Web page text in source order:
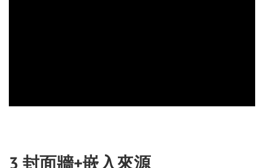
3 封面牆+嵌入來源